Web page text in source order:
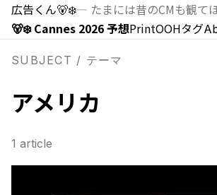
広告くん🐻‍❄️— たまには昔のCMも観て
🐻‍❄️ Cannes 2026 予想PrintOOHタグ
SUBJECT / テーマ
アメリカ
1 article